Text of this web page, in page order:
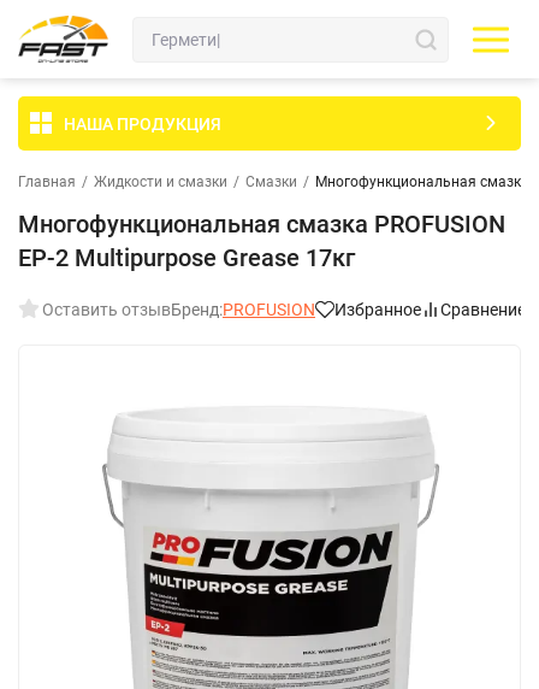
НАША ПРОДУКЦИЯ
Главная / Жидкости и смазки / Смазки / Многофункциональная смазка
Многофункциональная смазка PROFUSION
EP-2 Multipurpose Grease 17кг
Оставить отзывБренд:PROFUSION Избранное Сравнение